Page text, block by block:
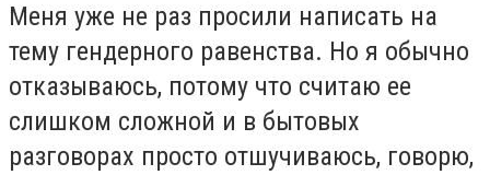
Меня уже не раз просили написать на
тему гендерного равенства. Но я обычно
отказываюсь, потому что считаю ее
слишком сложной и в бытовых
разговорах просто отшучиваюсь, говорю,